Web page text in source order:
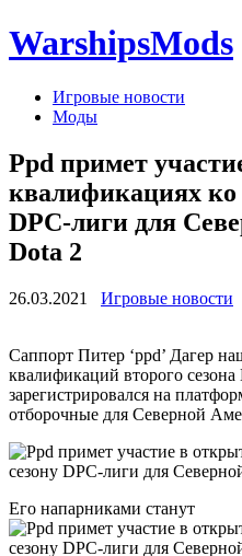
WarshipsMods
Игровые новости
Моды
Ppd примет
квалификациях ко
DPC-лиги для
Dota 2
26.03.2021 Игровые новости
Саппорт Питер ‘ppd’ Дагер
квалификаций второго
зарегистрировался на
отборочные для Северной
Его напарниками станут